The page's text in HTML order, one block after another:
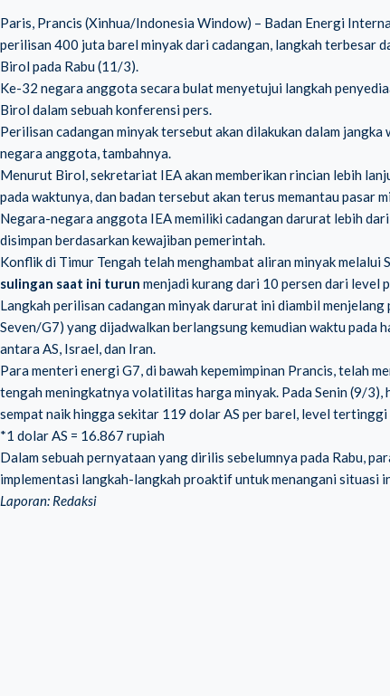
Paris, Prancis (Xinhua/Indonesia Window) – Badan Energi
perilisan 400 juta barel minyak dari cadangan, langkah terbesar
Birol pada Rabu (11/3).
Ke-32 negara anggota secara bulat menyetujui langkah
Birol dalam sebuah konferensi pers.
Perilisan cadangan minyak tersebut akan dilakukan dalam
negara anggota, tambahnya.
Menurut Birol, sekretariat IEA akan memberikan rincian lebih
pada waktunya, dan badan tersebut akan terus memantau pasar
Negara-negara anggota IEA memiliki cadangan darurat lebih
disimpan berdasarkan kewajiban pemerintah.
Konflik di Timur Tengah telah menghambat aliran minyak melalui
sulingan saat ini turun menjadi kurang dari 10 persen dari level
Langkah perilisan cadangan minyak darurat ini diambil
Seven/G7) yang dijadwalkan berlangsung kemudian waktu pada
antara AS, Israel, dan Iran.
Para menteri energi G7, di bawah kepemimpinan Prancis, telah
tengah meningkatnya volatilitas harga minyak. Pada Senin (9/
sempat naik hingga sekitar 119 dolar AS per barel, level
*1 dolar AS = 16.867 rupiah
Dalam sebuah pernyataan yang dirilis sebelumnya pada Rabu,
implementasi langkah-langkah proaktif untuk menangani situasi
Laporan: Redaksi